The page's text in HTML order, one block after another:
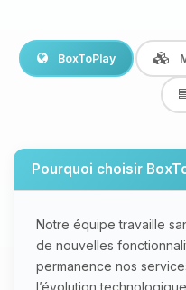
BoxToPlay
Pourquoi choisir
Notre équipe travaille
de nouvelles
permanence nos
l’évolution